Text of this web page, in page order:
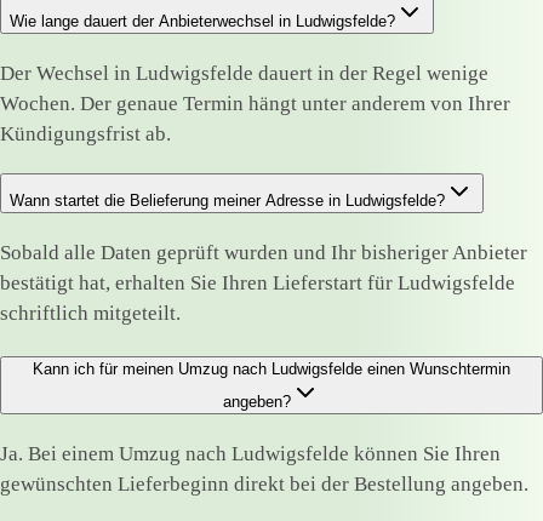
Wie lange dauert der Anbieterwechsel in Ludwigsfelde?
Der Wechsel in Ludwigsfelde dauert in der Regel wenige
Wochen. Der genaue Termin hängt unter anderem von Ihrer
Kündigungsfrist ab.
Wann startet die Belieferung meiner Adresse in Ludwigsfelde?
Sobald alle Daten geprüft wurden und Ihr bisheriger Anbieter
bestätigt hat, erhalten Sie Ihren Lieferstart für Ludwigsfelde
schriftlich mitgeteilt.
Kann ich für meinen Umzug nach Ludwigsfelde einen Wunschtermin
angeben?
Ja. Bei einem Umzug nach Ludwigsfelde können Sie Ihren
gewünschten Lieferbeginn direkt bei der Bestellung angeben.